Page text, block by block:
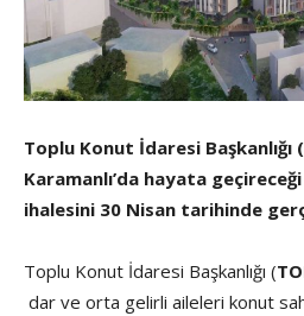
Toplu Konut İdaresi Başkanlığı
Karamanlı’da hayata
ihalesini 30 Nisan tarihinde
Toplu Konut İdaresi Başkanlığı (
dar ve orta gelirli aileleri konut